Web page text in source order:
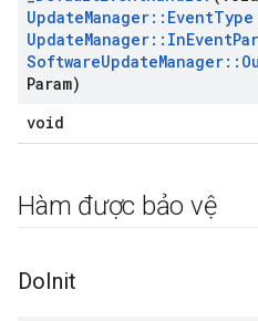
UpdateManager:: EventType
UpdateManager:: InEvent
SoftwareUpdateManager::
Param)
void
Hàm được bảo vệ
DoInit